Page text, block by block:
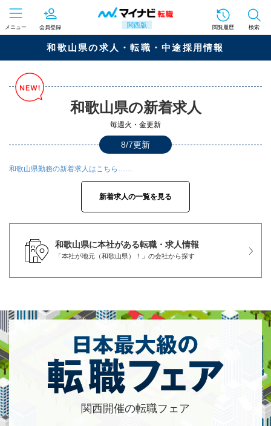
関西版
メニュー 会員登録 閲覧履歴 検索
和歌山県の求人・転職・中途採用情報
和歌山県の新着求人
毎週火・金更新
8/7更新
和歌山県勤務の新着求人はこちら……
新着求人の一覧を見る
和歌山県に本社がある転職・求人情報
「本社が地元（和歌山県）！」の会社から探す
関西開催の転職フェア